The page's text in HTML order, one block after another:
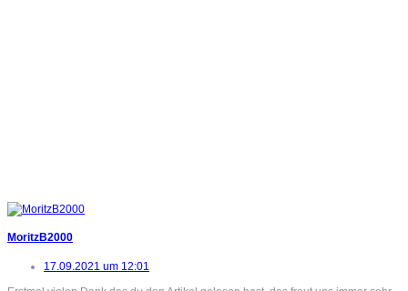
MoritzB2000
17.09.2021 um 12:01